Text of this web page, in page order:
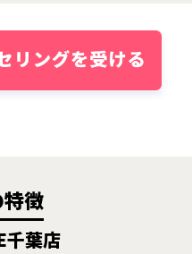
徴
葉店